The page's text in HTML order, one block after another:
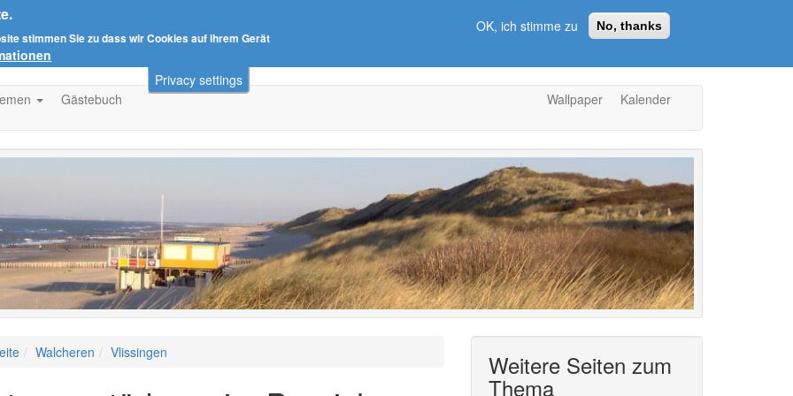
Privacy settings
stimmen Sie zu dass wir Cookies auf ihrem Gerät
OK, ich stimme zu No, thanks
Gästebuch Wallpaper Kalender
Walcheren Vlissingen Weitere Seiten zum
Thema